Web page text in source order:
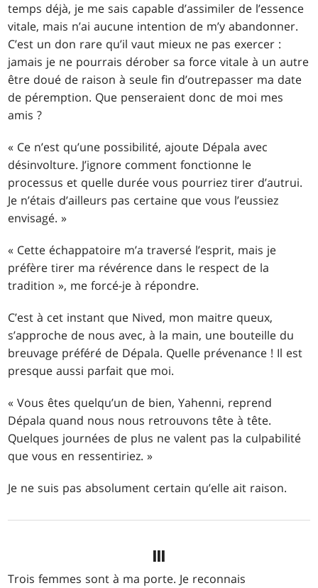
temps déjà, je me sais capable d’assimiler de l’essence
vitale, mais n’ai aucune intention de m’y abandonner.
C’est un don rare qu’il vaut mieux ne pas exercer :
jamais je ne pourrais dérober sa force vitale à un autre
être doué de raison à seule fin d’outrepasser ma date
de péremption. Que penseraient donc de moi mes
amis ?
« Ce n’est qu’une possibilité, ajoute Dépala avec
désinvolture. J’ignore comment fonctionne le
processus et quelle durée vous pourriez tirer d’autrui.
Je n’étais d’ailleurs pas certaine que vous l’eussiez
envisagé. »
« Cette échappatoire m’a traversé l’esprit, mais je
préfère tirer ma révérence dans le respect de la
tradition », me forcé-je à répondre.
C’est à cet instant que Nived, mon maitre queux,
s’approche de nous avec, à la main, une bouteille du
breuvage préféré de Dépala. Quelle prévenance ! Il est
presque aussi parfait que moi.
« Vous êtes quelqu’un de bien, Yahenni, reprend
Dépala quand nous nous retrouvons tête à tête.
Quelques journées de plus ne valent pas la culpabilité
que vous en ressentiriez. »
Je ne suis pas absolument certain qu’elle ait raison.
Trois femmes sont à ma porte. Je reconnais